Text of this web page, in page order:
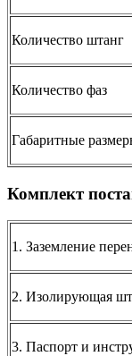
Количество штанг
Количество фаз
Габаритные
Комплект
1. Заземление
2. Изолирующая
3. Паспорт и